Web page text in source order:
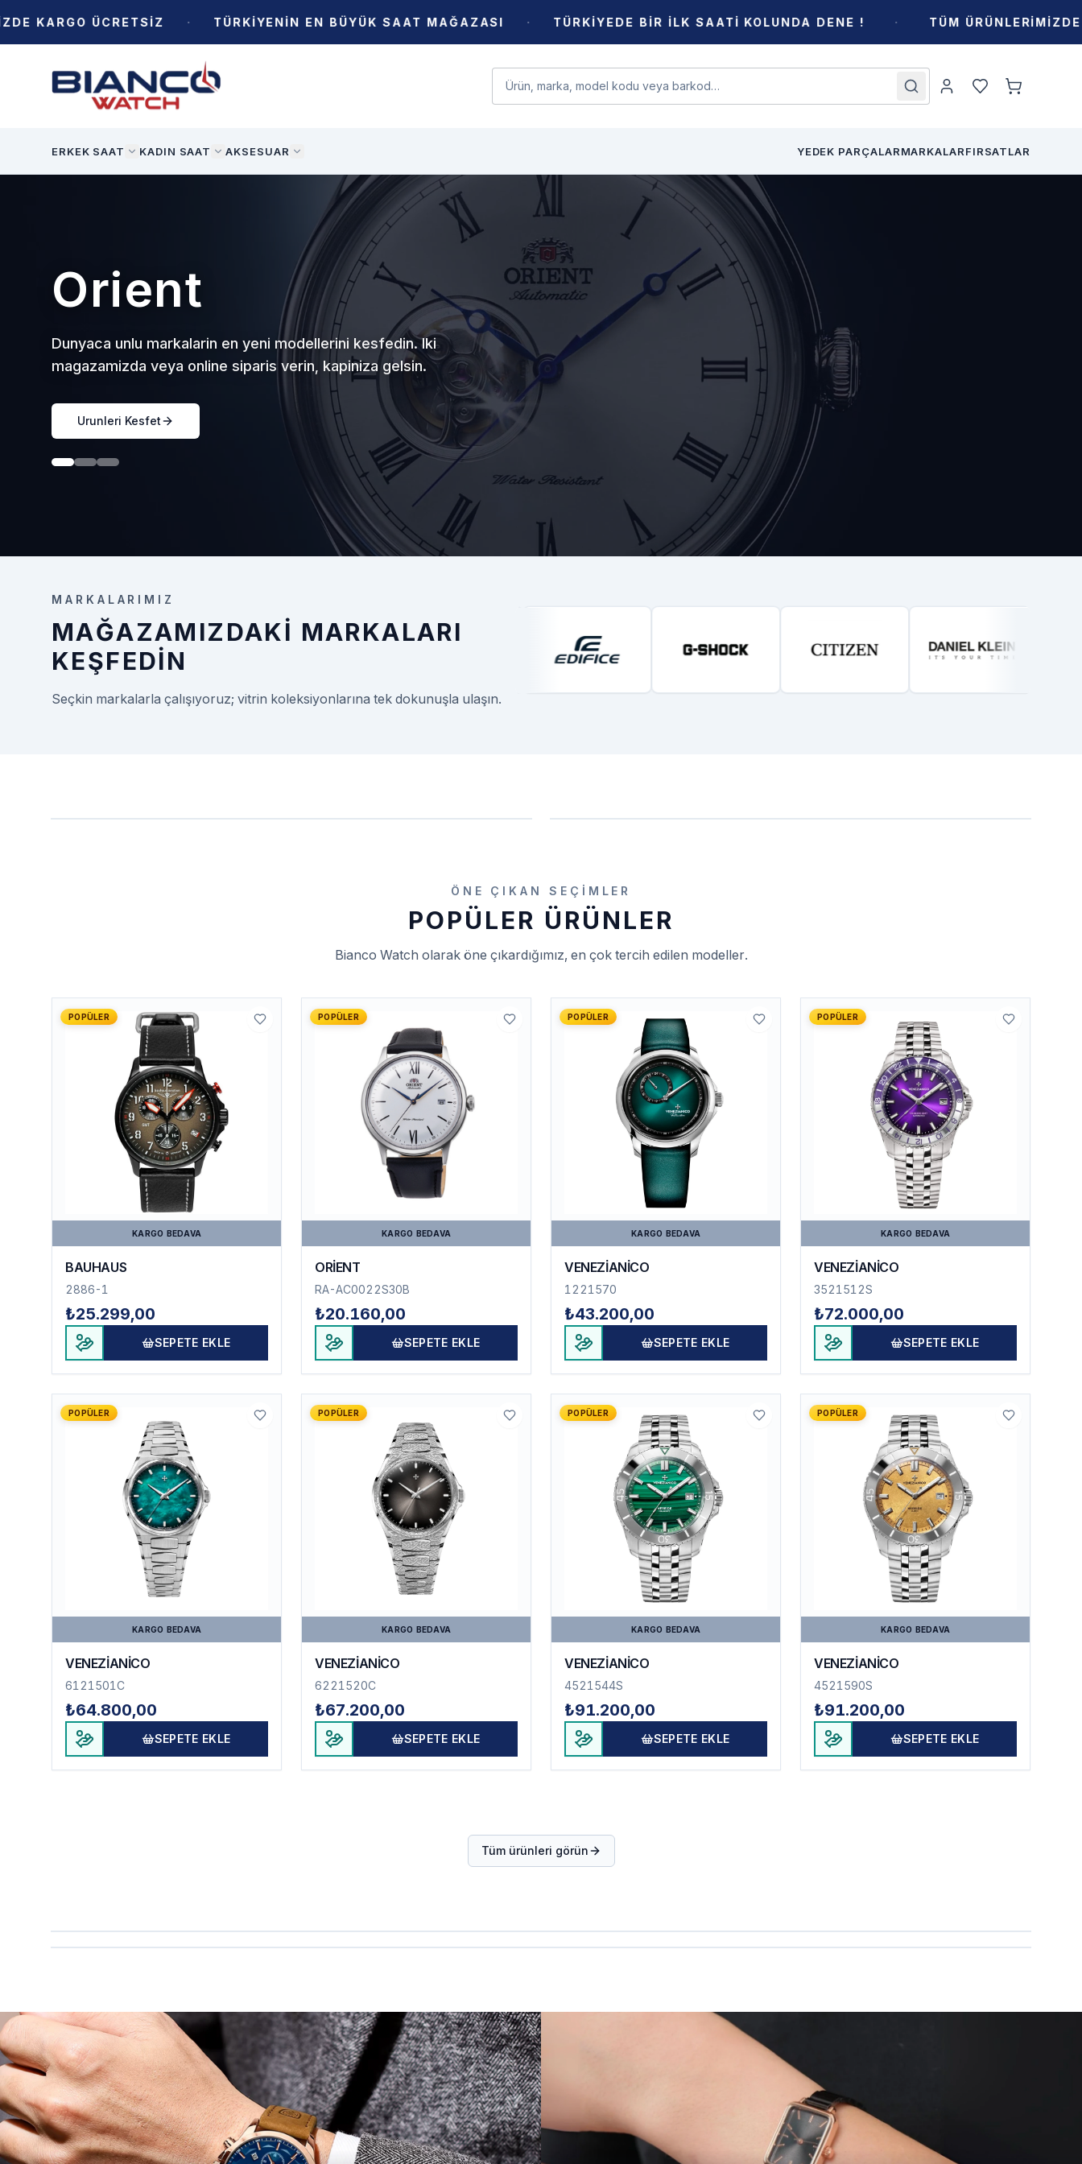
ÜCRETSİZ · TÜRKİYENİN EN BÜYÜK SAAT MAĞAZASI · TÜRKİYEDE BİR İLK SAATİ KOLUNDA DENE ! · TÜM ÜRÜNLERİMİZDE
ERKEK SAAT KADIN SAAT AKSESUAR YEDEK PARÇALARMARKALARFIRSATLAR
Seiko
Dunyaca unlu markalarin en yeni modellerini kesfedin. Iki
magazamizda veya online siparis verin, kapiniza gelsin.
Urunleri Kesfet
MARKALARIMIZ
MAĞAZAMIZDAKI MARKALARI
KEŞFEDIN
Seçkin markalarla çalışıyoruz; vitrin koleksiyonlarına tek dokunuşla ulaşın.
ÖNE ÇIKAN SEÇIMLER
POPÜLER ÜRÜNLER
Bianco Watch olarak öne çıkardığımız, en çok tercih edilen modeller.
POPÜLER
KARGO BEDAVA
BAUHAUS
2886-1
₺25.299,00
SEPETE EKLE
POPÜLER
KARGO BEDAVA
ORİENT
RA-AC0022S30B
₺20.160,00
SEPETE EKLE
POPÜLER
KARGO BEDAVA
VENEZİANİCO
1221570
₺43.200,00
SEPETE EKLE
POPÜLER
KARGO BEDAVA
VENEZİANİCO
3521512S
₺72.000,00
SEPETE EKLE
POPÜLER
KARGO BEDAVA
VENEZİANİCO
6121501C
₺64.800,00
SEPETE EKLE
POPÜLER
KARGO BEDAVA
VENEZİANİCO
6221520C
₺67.200,00
SEPETE EKLE
POPÜLER
KARGO BEDAVA
VENEZİANİCO
4521544S
₺91.200,00
SEPETE EKLE
POPÜLER
KARGO BEDAVA
VENEZİANİCO
4521590S
₺91.200,00
SEPETE EKLE
Tüm ürünleri görün